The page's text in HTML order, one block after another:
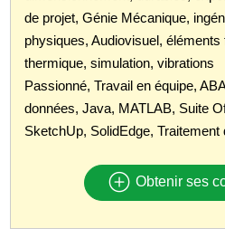
de projet, Génie Mécanique,
physiques, Audiovisuel, éléments
thermique, simulation, vibrations
Passionné, Travail en équipe,
données, Java, MATLAB, Suite
SketchUp, SolidEdge, Traitement
Obtenir ses